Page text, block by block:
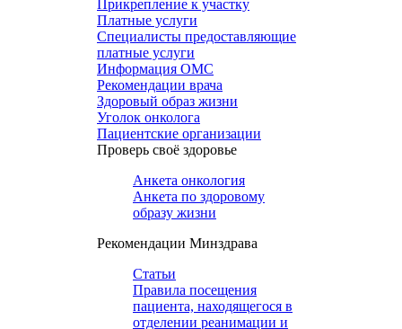
Прикрепление к участку
Платные услуги
Специалисты предоставляющие
платные услуги
Информация ОМС
Рекомендации врача
Здоровый образ жизни
Уголок онколога
Пациентские организации
Проверь своё здоровье
Анкета онкология
Анкета по здоровому
образу жизни
Рекомендации Минздрава
Статьи
Правила посещения
пациента, находящегося в
отделении реанимации и